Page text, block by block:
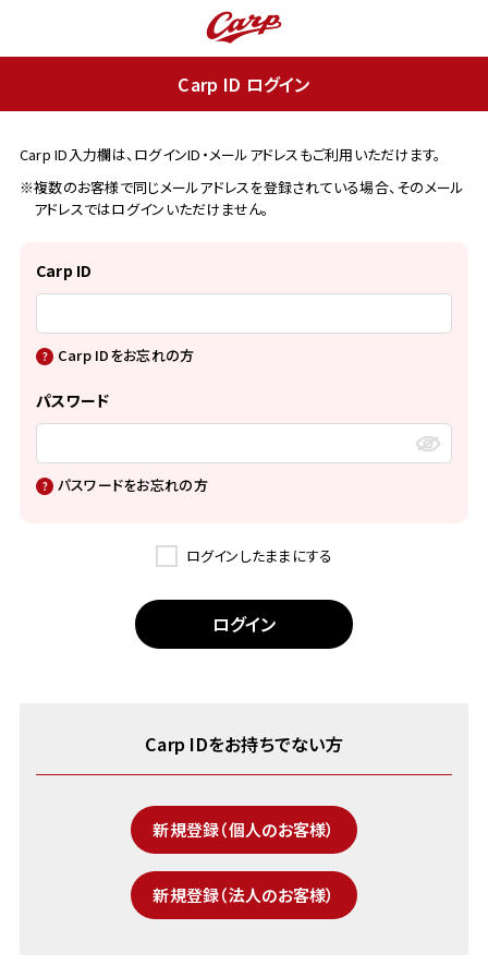
Carp ID ログイン
Carp ID入力欄は、ログインID・メールアドレスもご利用いただけます。
※複数のお客様で同じメールアドレスを登録されている場合、そのメール
アドレスではログインいただけません。
Carp ID
Carp IDをお忘れの方
パスワード
パスワードをお忘れの方
ログインしたままにする
Carp IDをお持ちでない方
新規登録（個人のお客様）
新規登録（法人のお客様）